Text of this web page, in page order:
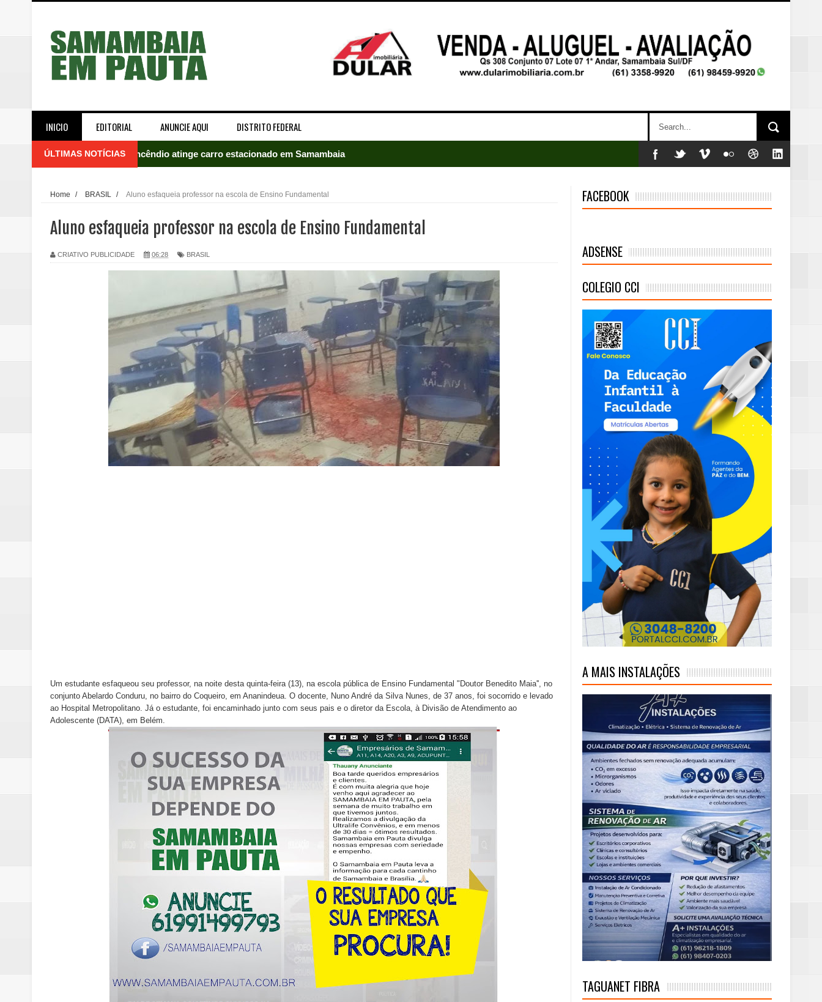
INICIO EDITORIAL ANUNCIE AQUI DISTRITO FEDERAL
ÚLTIMAS NOTÍCIAS Incêndio atinge carro estacionado em Samambaia
Agência do Trabalhador de Samambaia oferece 806 vagas de emprego nesta quinta-feira
Nova mistura de 32% de etanol altera dinâmica dos postos e exige atenção de motoristas de Samambaia
Campanha para Transplante do Padre Lucas de Samambaia entra em mês decisivo com 72% da meta alcançada
Relatório apontou riscos no aterro sanitário de Samambaia meses antes de morte de trabalhador
Renata D'Aguiar intensifica ações sociais e cobrança por melhorias em Samambaia
Moradores encontram quase 50 escorpiões em boca de lobo em Samambaia
Homem é socorrido após ser vítima de agressão em Samambaia
Moradora de Samambaia tem prisão preventiva decretada pela Justiça
Claudeci Luart surge como uma nova força e esperança para os feirantes do DF
PL e Flávio Bolsonaro oficializam candidatura de Hamilton Tatu por Samambaia, Recanto das Emas e Água Quente
Home / BRASIL / Aluno esfaqueia professor na escola de Ensino Fundamental
Aluno esfaqueia professor na escola de Ensino Fundamental
CRIATIVO PUBLICIDADE 06:28 BRASIL
Um estudante esfaqueou seu professor, na noite desta quinta-feira (13), na escola pública de Ensino Fundamental "Doutor Benedito Maia'', no
conjunto Abelardo Conduru, no bairro do Coqueiro, em Ananindeua. O docente, Nuno André da Silva Nunes, de 37 anos, foi socorrido e levado
ao Hospital Metropolitano. Já o estudante, foi encaminhado junto com seus pais e o diretor da Escola, à Divisão de Atendimento ao
Adolescente (DATA), em Belém.
FACEBOOK
ADSENSE
COLEGIO CCI
A MAIS INSTALAÇÕES
TAGUANET FIBRA